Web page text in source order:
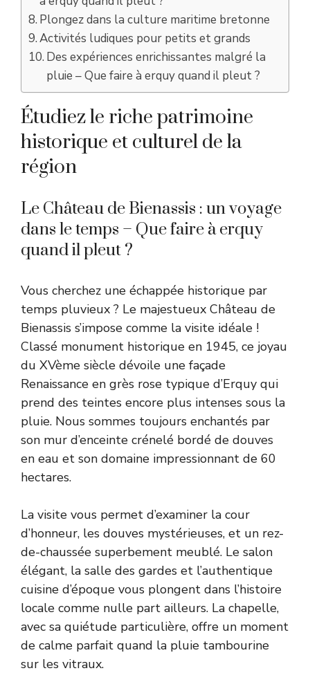
Plongez dans la culture maritime bretonne
Activités ludiques pour petits et grands
Des expériences enrichissantes malgré la
pluie – Que faire à erquy quand il pleut ?
Étudiez le riche patrimoine
historique et culturel de la
région
Le Château de Bienassis : un voyage
dans le temps – Que faire à erquy
quand il pleut ?
Vous cherchez une échappée historique par
temps pluvieux ? Le majestueux Château de
Bienassis s’impose comme la visite idéale !
Classé monument historique en 1945, ce joyau
du XVème siècle dévoile une façade
Renaissance en grès rose typique d’Erquy qui
prend des teintes encore plus intenses sous la
pluie. Nous sommes toujours enchantés par
son mur d’enceinte crénelé bordé de douves
en eau et son domaine impressionnant de 60
hectares.
La visite vous permet d’examiner la cour
d’honneur, les douves mystérieuses, et un rez-
de-chaussée superbement meublé. Le salon
élégant, la salle des gardes et l’authentique
cuisine d’époque vous plongent dans l’histoire
locale comme nulle part ailleurs. La chapelle,
avec sa quiétude particulière, offre un moment
de calme parfait quand la pluie tambourine
sur les vitraux.